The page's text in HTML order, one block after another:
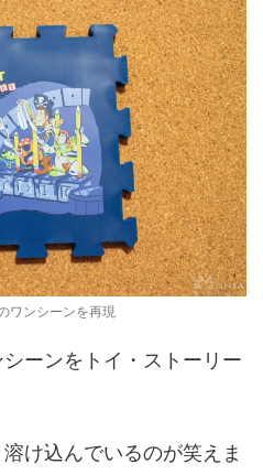
ワンシーンを再現
シーンをトイ・ストーリー
け込んでいるのが笑えま